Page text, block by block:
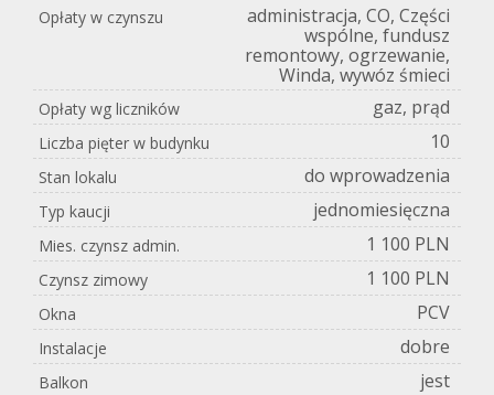
Opłaty w czynszu
administracja, CO, Części
wspólne, fundusz
remontowy, ogrzewanie,
Winda, wywóz śmieci
Opłaty wg liczników gaz, prąd
Liczba pięter w budynku 10
Stan lokalu do wprowadzenia
Typ kaucji jednomiesięczna
Mies. czynsz admin. 1 100 PLN
Czynsz zimowy 1 100 PLN
Okna PCV
Instalacje dobre
Balkon jest